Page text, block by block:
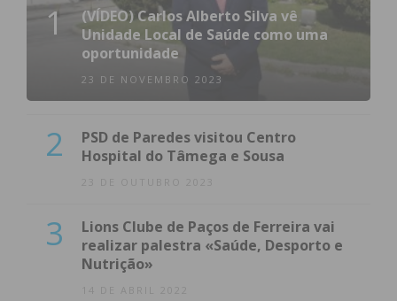
1
(VÍDEO) Carlos Alberto Silva vê
Unidade Local de Saúde como uma
oportunidade
23 DE NOVEMBRO 2023
2
PSD de Paredes visitou Centro
Hospital do Tâmega e Sousa
23 DE OUTUBRO 2023
3
Lions Clube de Paços de Ferreira vai
realizar palestra «Saúde, Desporto e
Nutrição»
14 DE ABRIL 2022